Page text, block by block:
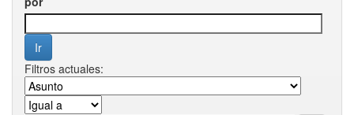
Filtros actuales: